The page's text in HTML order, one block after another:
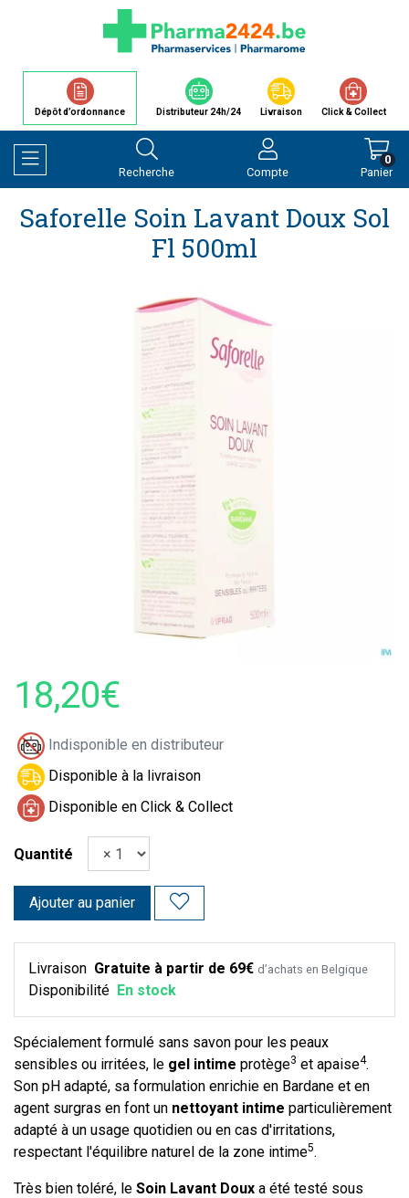
Dépôt d’ordonnance Distributeur 24h/24 Livraison Click & Collect
Afficher la navigation
Recherche Compte Panier
0
Saforelle Soin Lavant Doux Sol
Fl 500ml
18,20€
Indisponible en distributeur
Disponible à la livraison
Disponible en Click & Collect
Quantité
Ajouter au panier
Livraison Gratuite à partir de 69€ d’achats en Belgique
Disponibilité En stock
Spécialement formulé sans savon pour les peaux
sensibles ou irritées, le gel intime protège3 et apaise4.
Son pH adapté, sa formulation enrichie en Bardane et en
agent surgras en font un nettoyant intime particulièrement
adapté à un usage quotidien ou en cas d'irritations,
respectant l'équilibre naturel de la zone intime5.
Très bien toléré, le Soin Lavant Doux a été testé sous